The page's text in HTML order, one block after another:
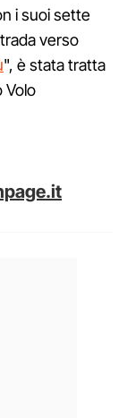
i suoi sette
verso
", è stata tratta
Volo